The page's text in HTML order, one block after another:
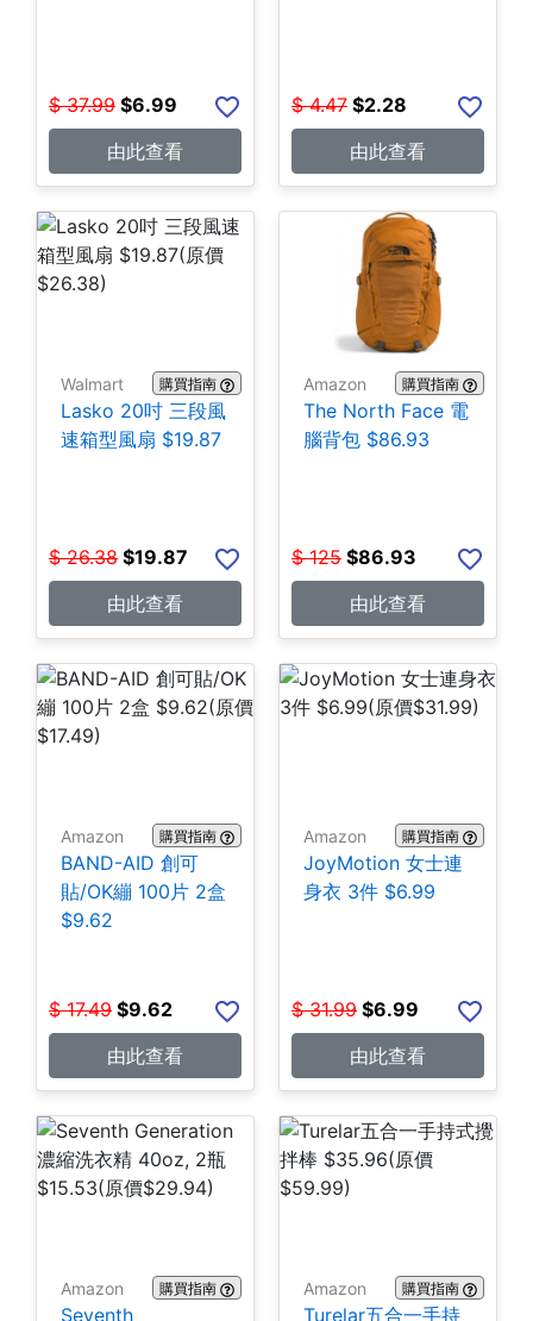
$ 37.99 $6.99
由此查看
$ 4.47 $2.28
由此查看
Walmart 購買指南
Lasko 20吋 三段風
速箱型風扇 $19.87
$ 26.38 $19.87
由此查看
Amazon 購買指南
The North Face 電
腦背包 $86.93
$ 125 $86.93
由此查看
Amazon 購買指南
BAND-AID 創可
貼/OK繃 100片 2盒
$9.62
$ 17.49 $9.62
由此查看
Amazon 購買指南
JoyMotion 女士連
身衣 3件 $6.99
$ 31.99 $6.99
由此查看
Amazon 購買指南
Seventh
Amazon 購買指南
Turelar五合一手持